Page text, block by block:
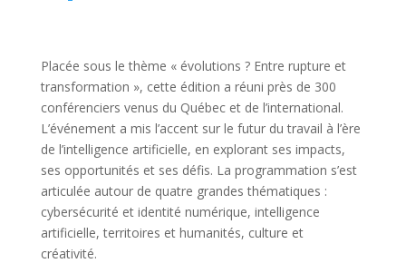
Placée sous le thème « évolutions ? Entre rupture et
transformation », cette édition a réuni près de 300
conférenciers venus du Québec et de l’international.
L’événement a mis l’accent sur le futur du travail à l’ère
de l’intelligence artificielle, en explorant ses impacts,
ses opportunités et ses défis. La programmation s’est
articulée autour de quatre grandes thématiques :
cybersécurité et identité numérique, intelligence
artificielle, territoires et humanités, culture et
créativité.